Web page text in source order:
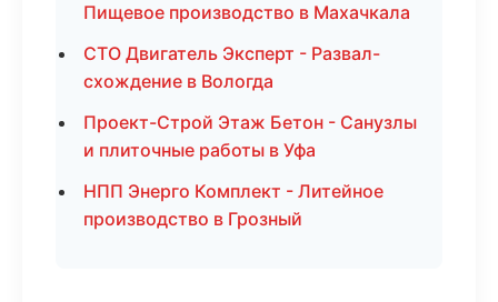
Пищевое производство в Махачкала
СТО Двигатель Эксперт - Развал-
схождение в Вологда
Проект-Строй Этаж Бетон - Санузлы
и плиточные работы в Уфа
НПП Энерго Комплект - Литейное
производство в Грозный